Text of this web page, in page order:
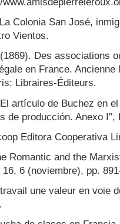
Colonia San José,
Vientos.
Des associations
en France.
Libraires-Éditeurs.
artículo de Buchez en
de producción. Anexo
Editora Cooperativa
Romantic and the
6 (noviembre), pp.
une valeur en voie